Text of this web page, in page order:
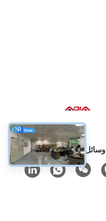
وسائل التواصل الاجتماعي